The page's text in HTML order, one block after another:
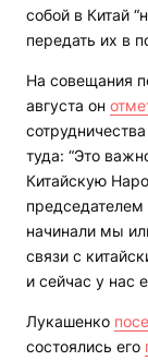
собой в Китай
передать их в
На совещания
августа он
туда: “Это
Китайскую
начинали мы
связи с
и сейчас у нас
Лукашенко
состоялись его